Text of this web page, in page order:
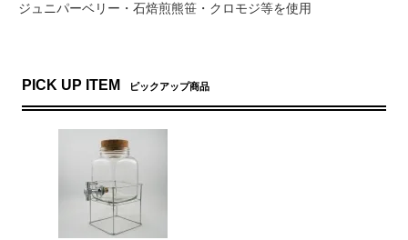
ジュニパーベリー・石焙煎熊笹・クロモジ等を使用
PICK UP ITEM ピックアップ商品